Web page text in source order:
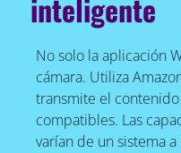
inteligente
No solo la aplicación
cámara. Utiliza
transmite el
compatibles. Las
varían de un sistema a